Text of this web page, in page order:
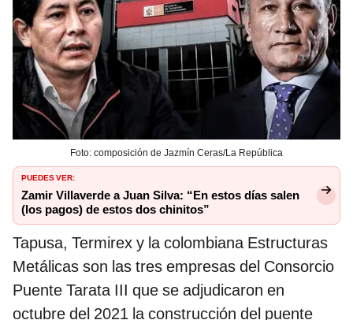
Foto: composición de Jazmín Ceras/La República
PUEDES VER:
Zamir Villaverde a Juan Silva: “En estos días salen
(los pagos) de estos dos chinitos”
Tapusa, Termirex y la colombiana Estructuras
Metálicas son las tres empresas del Consorcio
Puente Tarata III que se adjudicaron en
octubre del 2021 la construcción del puente